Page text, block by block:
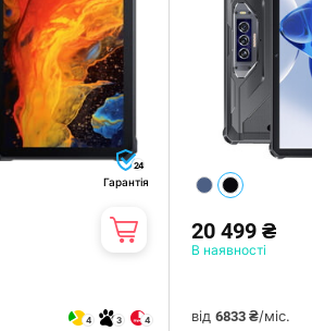
24
Гарантія
4 3 4
20 499 ₴
В наявності
від6833 ₴/міс.